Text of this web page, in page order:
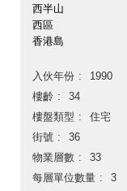
西半山
西區
香港島
入伙年份
1990
樓齡
34
樓盤類型
住宅
街號
36
物業層數
33
每層單位數量
3